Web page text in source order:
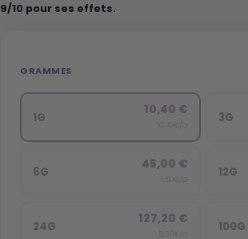
9/10 pour ses effets.
GRAMMES
1G 10,40 € 3G
6G 45,00 € 12G
24G 127,20 € 100G